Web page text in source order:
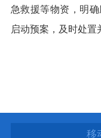
急救援等物资，明
启动预案，及时处置
移